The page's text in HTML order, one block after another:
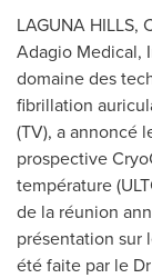
LAGUNA HILLS,
Adagio Medical,
domaine des
fibrillation
(TV), a annoncé
prospective
température
de la réunion
présentation sur
été faite par le Dr